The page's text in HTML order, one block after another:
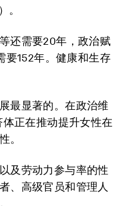
。
还需要20年，政治赋
要152年。健康和生存
最显著的。在政治维
正在推动提升女性在
。
及劳动力参与率的性
、高级官员和管理人